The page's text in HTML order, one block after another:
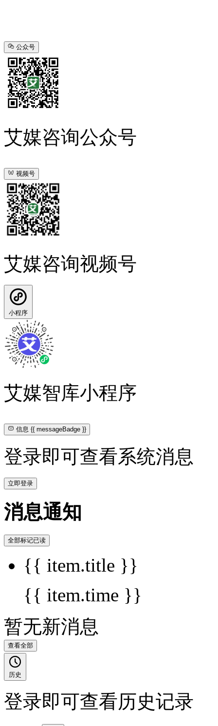
公众号
艾媒咨询公众号
视频号
艾媒咨询视频号
小程序
艾媒智库小程序
信息{{ messageBadge }}
登录即可查看系统消息
立即登录
消息通知
全部标记已读
{{ item.title }}
{{ item.time }}
暂无新消息
查看全部
历史
登录即可查看历史记录